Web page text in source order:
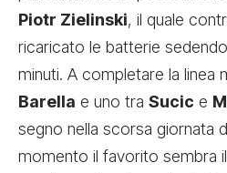
Piotr Zielinski, il quale
ricaricato le batterie
minuti. A completare la linea
Barella e uno tra Sucic e
segno nella scorsa giornata
momento il favorito sembra